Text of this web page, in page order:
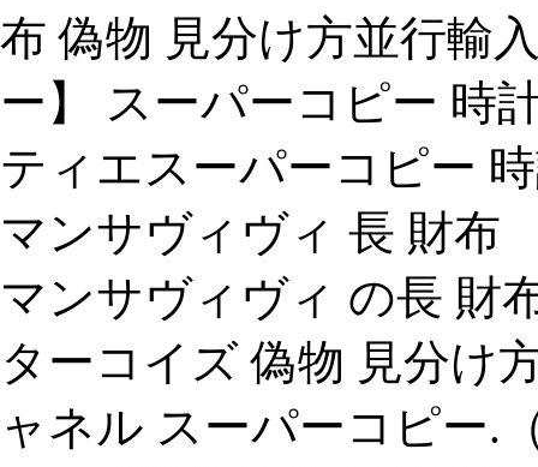
布 偽物 見分け方並行輸
ー】 スーパーコピー 時
ティエスーパーコピー
マンサヴィヴィ 長 財布
マンサヴィヴィ の長 財
ターコイズ 偽物 見分け
ャネル スーパーコピー.